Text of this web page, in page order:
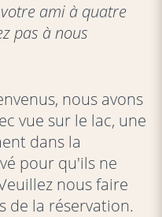
ami à quatre
pas à nous
nous avons
vue sur le lac, une
dans la
pour qu'ils ne
nous faire
de la réservation.